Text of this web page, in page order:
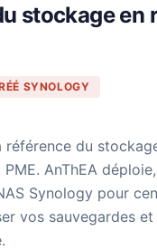
stockage en
SYNOLOGY
référence du
AnThEA
Synology pour
vos sauvegardes